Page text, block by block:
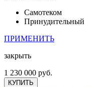
Самотеком
Принудительный
ПРИМЕНИТЬ
закрыть
1 230 000 руб.
КУПИТЬ